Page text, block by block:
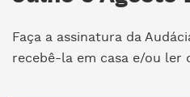
Faça a assinatura da
recebê-la em casa e/ou ler